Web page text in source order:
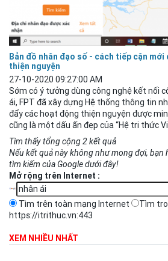
Bản đồ nhân đạo số - cách tiếp cận
thiện nguyện
27-10-2020 09:27:00 AM
Sớm có ý tưởng dùng công nghệ kết nối
ái, FPT đã xây dựng Hệ thống thông tin
đẩy các hoạt động thiện nguyện được
cũng là một dấu ấn đẹp của “Hệ tri thức
Tìm thấy tổng cộng 2 kết quả
Nếu kết quả này không như mong đợi, bạn
tìm kiếm của Google dưới đây!
Mở rộng trên Internet :
Tìm trên toàn mạng Internet
Tìm
https://itrithuc.vn:443
XEM NHIỀU NHẤT